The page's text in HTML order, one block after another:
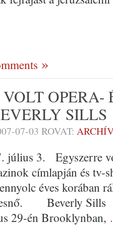
SILLS
07-03 ROVAT:
július 3. Egyszerre
címlapján és tv-
éves korában
Beverly Sills
29-én Brooklynban,